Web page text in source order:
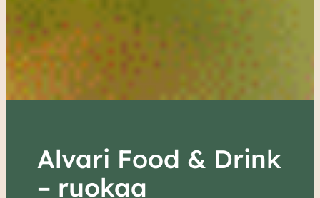
Alvari Food & Drink
– ruokaa